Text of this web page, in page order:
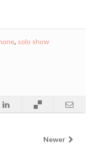
, solo show
Newer